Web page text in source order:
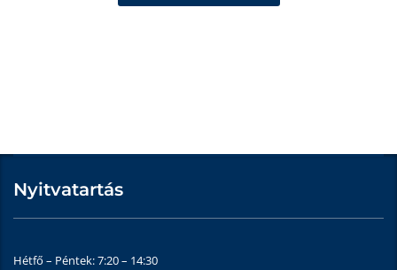
Nyitvatartás
Hétfő – Péntek: 7:20 – 14:30